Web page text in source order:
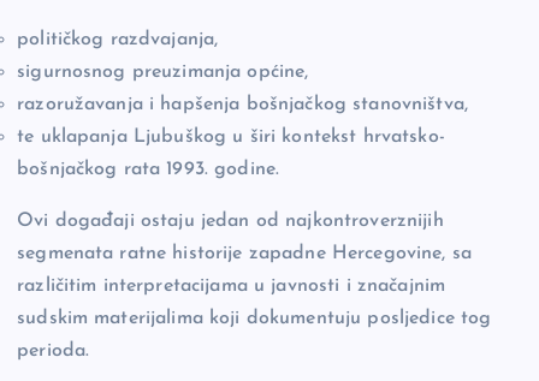
političkog razdvajanja,
sigurnosnog preuzimanja općine,
razoružavanja i hapšenja bošnjačkog stanovništva,
te uklapanja Ljubuškog u širi kontekst hrvatsko-
bošnjačkog rata 1993. godine.
Ovi događaji ostaju jedan od najkontroverznijih
segmenata ratne historije zapadne Hercegovine, sa
različitim interpretacijama u javnosti i značajnim
sudskim materijalima koji dokumentuju posljedice tog
perioda.